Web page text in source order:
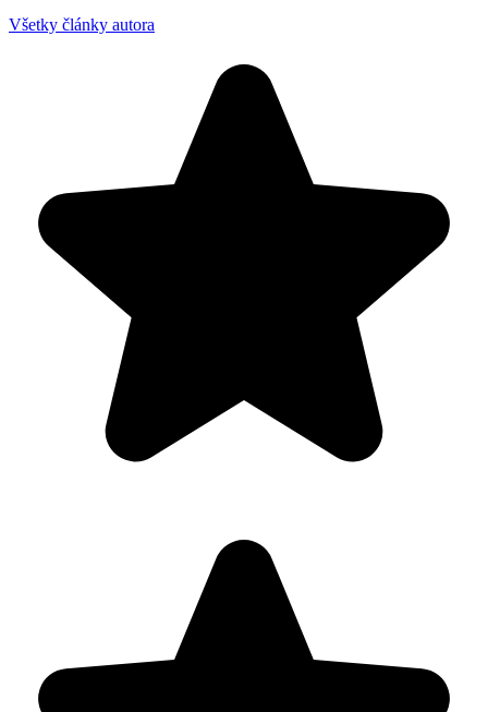
Všetky články autora